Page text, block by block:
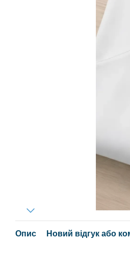
Опис Новий відгук або